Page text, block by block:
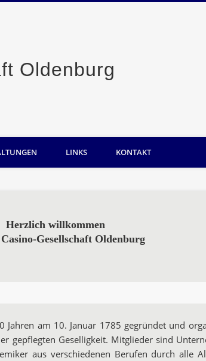
Casino-
LINKS KONTAKT
Herzlich willkommen
Gesellschaft Oldenburg
Jahren am 10. Januar 1785 gegründet und
gepflegten Geselligkeit. Mitglieder sind
aus verschiedenen Berufen durch alle